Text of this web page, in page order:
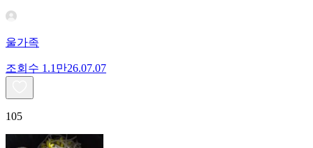
울가족
조회수 1.1만26.07.07
105